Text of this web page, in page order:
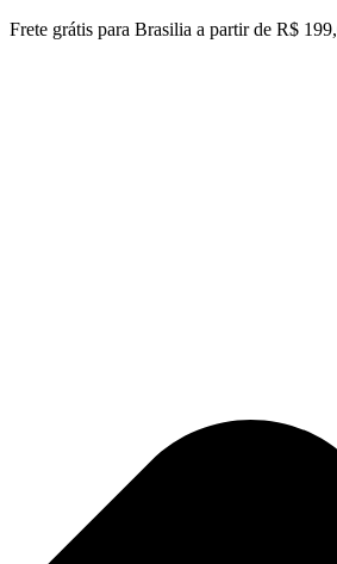
Ir
Frete grátis para Brasilia a partir de R$